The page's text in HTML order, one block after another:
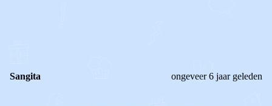
Sangita ongeveer 6 jaar geleden